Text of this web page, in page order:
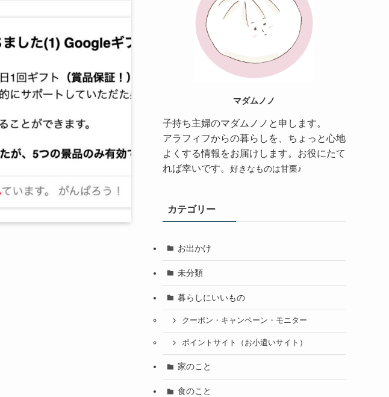
マダムノノ
子持ち主婦のマダムノノと申します。
アラフィフからの暮らしを、ちょっと心地
よくする情報をお届けします。 お役にたて
れば幸いです。 好きなものは甘栗♪
カテゴリー
お出かけ
未分類
暮らしにいいもの
クーポン・キャンペーン・モニター
ポイントサイト（お小遣いサイト）
家のこと
食のこと